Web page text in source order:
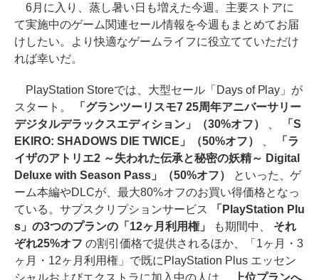
6月に入り、蒸し暑い日も増えた今週。主要ストアに
て実施中のゲーム関連セール情報を今週もまとめてお届
けしたい。より快適なゲームライフに役立てていただけ
れば幸いだ。
PlayStation Storeでは、大型セール「Days of Play」が
スタート。
「グランツーリスモ7 25周年アニバーサリー
デジタルデラックスエディション」（30%オフ）
「S
EKIRO: SHADOWS DIE TWICE」（50%オフ）
「ラ
イザのアトリエ2 ～失われた伝承と秘密の妖精～ Digital
Deluxe with Season Pass」（50%オフ）
といった、ゲ
ーム本編やDLCが、最大80%オフのお買い得価格となっ
ている。サブスクリプションサービス
「PlayStation Plu
s」の3つのプランの「12ヶ月利用権」
も期間中、 それ
ぞれ25%オフ の割引価格で提供されるほか、「1ヶ月・3
ヶ月・12ヶ月利用権」で既にPlayStation Plus エッセン
シャルおよびエクストラに加入中の人は、
上位プランへ